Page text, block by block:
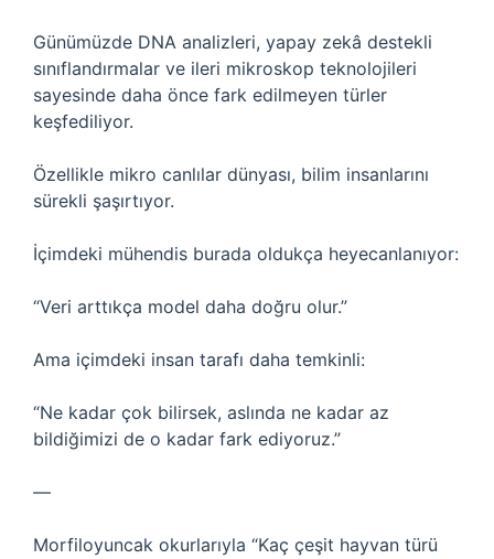
Günümüzde DNA analizleri, yapay zekâ destekli
sınıflandırmalar ve ileri mikroskop teknolojileri
sayesinde daha önce fark edilmeyen türler
keşfediliyor.
Özellikle mikro canlılar dünyası, bilim insanlarını
sürekli şaşırtıyor.
İçimdeki mühendis burada oldukça heyecanlanıyor:
“Veri arttıkça model daha doğru olur.”
Ama içimdeki insan tarafı daha temkinli:
“Ne kadar çok bilirsek, aslında ne kadar az
bildiğimizi de o kadar fark ediyoruz.”
—
Morfiloyuncak okurlarıyla “Kaç çeşit hayvan türü